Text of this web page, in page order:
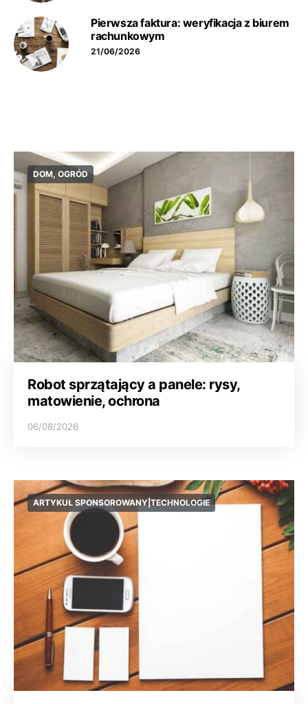
Pierwsza faktura: weryfikacja z biurem
rachunkowym
21/06/2026
DOM, OGRÓD
Robot sprzątający a panele: rysy,
matowienie, ochrona
06/08/2026
ARTYKUŁ SPONSOROWANY|TECHNOLOGIE